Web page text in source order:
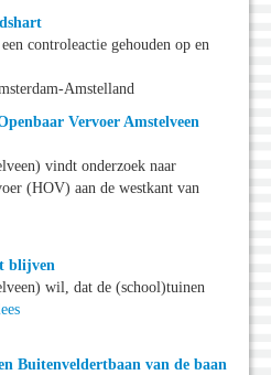
controleactie gehouden op en
Amstelland
Vervoer Amstelveen
vindt onderzoek naar
(HOV) aan de westkant van
blijven
wil, dat de (school)tuinen
Buitenveldertbaan van de baan